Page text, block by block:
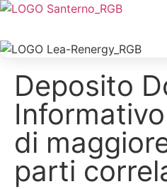
Deposito
di
parti